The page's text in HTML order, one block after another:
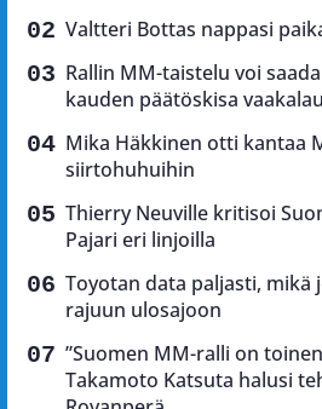
Valtteri Bottas nappasi
Rallin MM-taistelu voi
kauden päätöskisa
Mika Häkkinen otti kantaa
siirtohuhuihin
Thierry Neuville kritisoi
Pajari eri linjoilla
Toyotan data paljasti, mikä
rajuun ulosajoon
”Suomen MM-ralli on
Takamoto Katsuta halusi